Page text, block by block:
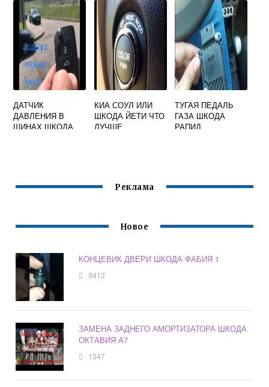
ДАТЧИК
ДАВЛЕНИЯ В
ШИНАХ ШКОДА
КИА СОУЛ ИЛИ
ШКОДА ЙЕТИ ЧТО
ЛУЧШЕ
ТУГАЯ ПЕДАЛЬ
ГАЗА ШКОДА
РАПИД
Реклама
Новое
КОНЦЕВИК ДВЕРИ ШКОДА ФАБИЯ 1
9412
ЗАМЕНА ЗАДНЕГО АМОРТИЗАТОРА ШКОДА
ОКТАВИЯ А7
1347